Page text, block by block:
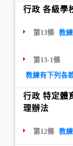
行政 各級學
第13條 教
第13-1條
教練有下列各
行政 特定體
理辦法
第12條 教